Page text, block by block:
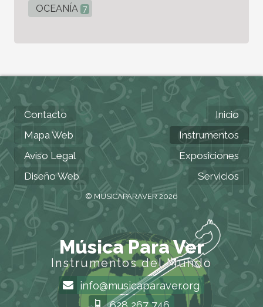
OCEANÍA 7
Contacto
Mapa Web
Aviso Legal
Diseño Web
Inicio
Instrumentos
Exposiciones
Servicios
© MUSICAPARAVER 2026
Música Para Ver
Instrumentos del Mundo
info@musicaparaver.org